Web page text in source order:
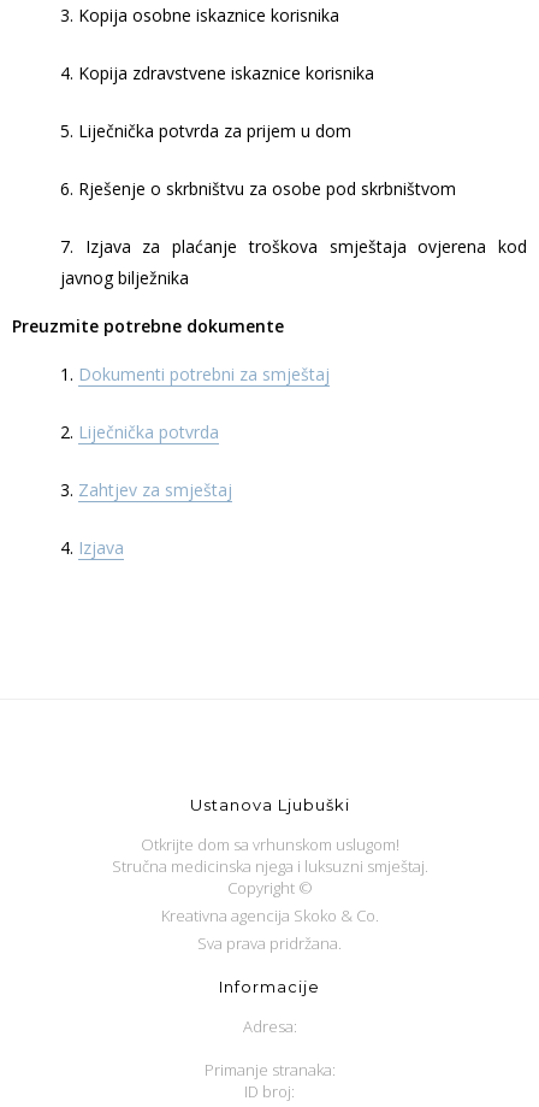
3. Kopija osobne iskaznice korisnika
4. Kopija zdravstvene iskaznice korisnika
5. Liječnička potvrda za prijem u dom
6. Rješenje o skrbništvu za osobe pod skrbništvom
7. Izjava za plaćanje troškova smještaja ovjerena kod
javnog bilježnika
Preuzmite potrebne dokumente
1. Dokumenti potrebni za smještaj
2. Liječnička potvrda
3. Zahtjev za smještaj
4. Izjava
Ustanova Ljubuški
Otkrijte dom sa vrhunskom uslugom!
Stručna medicinska njega i luksuzni smještaj.
Copyright ©
Kreativna agencija Skoko & Co.
Sva prava pridržana.
Informacije
Adresa:
Primanje stranaka:
ID broj: